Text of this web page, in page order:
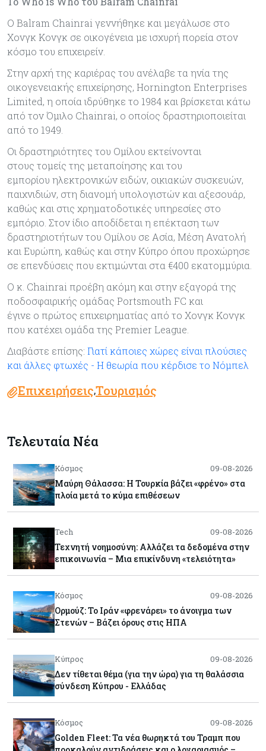
Ο Balram Chainrai γεννήθηκε και μεγάλωσε στο
Χονγκ Κονγκ σε οικογένεια με ισχυρή πορεία στον
κόσμο του επιχειρείν.
Στην αρχή της καριέρας του ανέλαβε τα ηνία της
οικογενειακής επιχείρησης, Hornington Enterprises
Limited, η οποία ιδρύθηκε το 1984 και βρίσκεται κάτω
από τον Όμιλο Chainrai, ο οποίος δραστηριοποιείται
από το 1949.
Οι δραστηριότητες του Ομίλου εκτείνονται
στους τομείς της μεταποίησης και του
εμπορίου ηλεκτρονικών ειδών, οικιακών συσκευών,
παιχνιδιών, στη διανομή υπολογιστών και αξεσουάρ,
καθώς και στις χρηματοδοτικές υπηρεσίες στο
εμπόριο. Στον ίδιο αποδίδεται η επέκταση των
δραστηριοτήτων του Ομίλου σε Ασία, Μέση Ανατολή
και Ευρώπη, καθώς και στην Κύπρο όπου προχώρησε
σε επενδύσεις που εκτιμώνται στα €400 εκατομμύρια.
Ο κ. Chainrai προέβη ακόμη και στην εξαγορά της
ποδοσφαιρικής ομάδας Portsmouth FC και
έγινε ο πρώτος επιχειρηματίας από το Χονγκ Κονγκ
που κατέχει ομάδα της Premier League.
Διαβάστε επίσης: Γιατί κάποιες χώρες είναι πλούσιες
και άλλες φτωχές - Η θεωρία που κέρδισε το Νόμπελ
Επιχειρήσεις,Τουρισμός
Τελευταία Νέα
Κόσμος 09-08-2026
Μαύρη Θάλασσα: Η Τουρκία βάζει «φρένο» στα
πλοία μετά το κύμα επιθέσεων
Tech 09-08-2026
Τεχνητή νοημοσύνη: Αλλάζει τα δεδομένα στην
επικοινωνία – Μια επικίνδυνη «τελειότητα»
Κόσμος 09-08-2026
Ορμούζ: Το Ιράν «φρενάρει» το άνοιγμα των
Στενών – Βάζει όρους στις ΗΠΑ
Κύπρος 09-08-2026
Δεν τίθεται θέμα (για την ώρα) για τη θαλάσσια
σύνδεση Κύπρου - Ελλάδας
Κόσμος 09-08-2026
Golden Fleet: Τα νέα θωρηκτά του Τραμπ που